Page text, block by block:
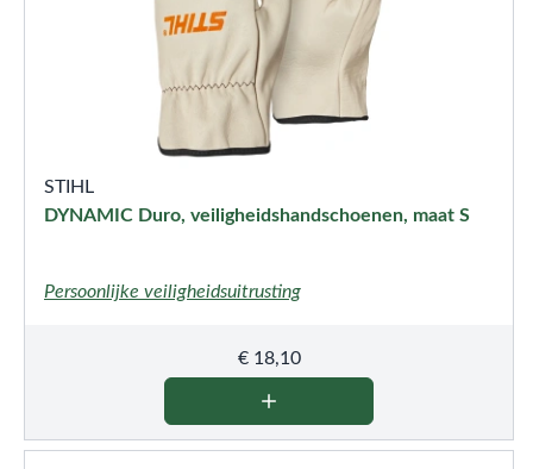
STIHL
DYNAMIC Duro, veiligheidshandschoenen, maat S
Persoonlijke veiligheidsuitrusting
€18,10